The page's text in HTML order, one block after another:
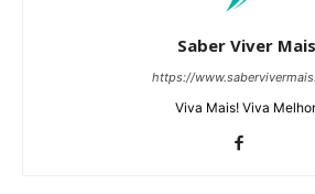
Saber Viver Mais
https://
Viva Mais! Viva